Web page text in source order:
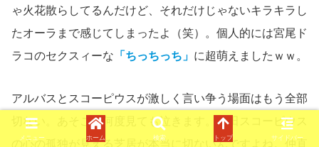
ゃ火花散らしてるんだけど、それだけじゃないキラキラし
たオーラまで感じてしまったよ（笑）。個人的には宮尾ド
ラコのセクスィーな 「ちっちっち」 に超萌えましたｗｗ。
アルバスとスコーピウスが激しく言い争う場面はもう全部
切ない。あそこは何度見ても泣きます。門田スコーピウス
の心の孤独が見える芝居が本当に切ないんですよね。仲直
メニュー ホーム 検索 トップ サイドバー